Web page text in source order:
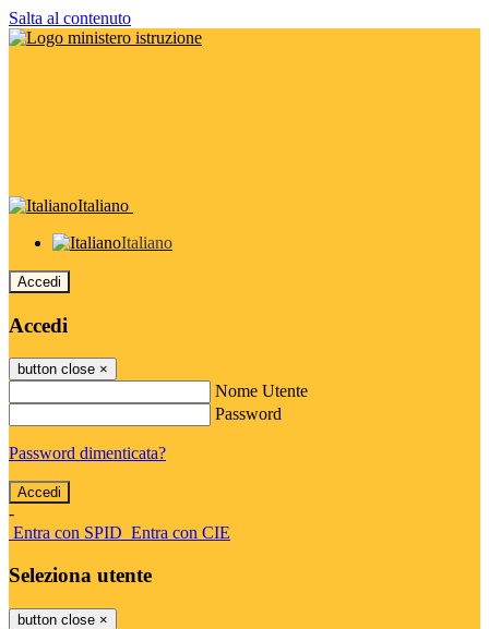
Salta al contenuto
Italiano
Italiano
Accedi
Accedi
button close ×
Nome Utente
Password
Password dimenticata?
-
Entra con SPID Entra con CIE
Seleziona utente
button close ×